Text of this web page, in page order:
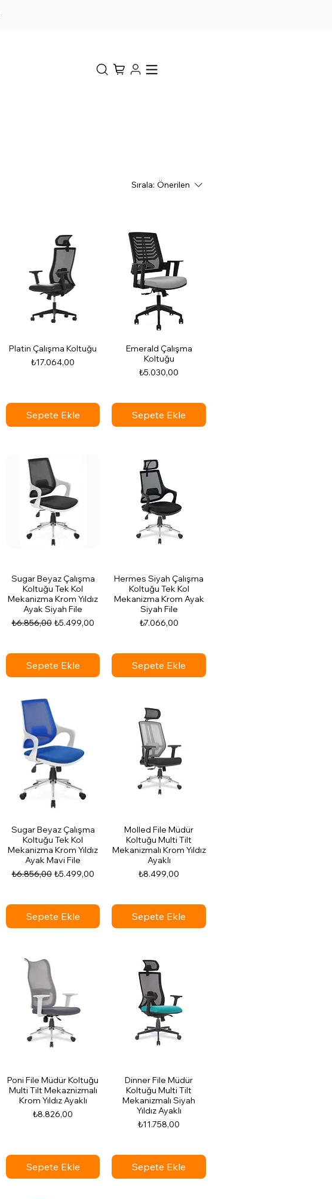
Sırala: Önerilen
Platin Çalışma Koltuğu
Fiyat
₺17.064,00
Sepete Ekle
Emerald Çalışma
Koltuğu
Fiyat
₺5.030,00
Sepete Ekle
Sugar Beyaz Çalışma
Koltuğu Tek Kol
Mekanizma Krom Yıldız
Ayak Siyah File
Normal Fiyat
₺6.856,00 İndirimli Fiyat
₺5.499,00
Sepete Ekle
Hermes Siyah Çalışma
Koltuğu Tek Kol
Mekanizma Krom Ayak
Siyah File
Fiyat
₺7.066,00
Sepete Ekle
Sugar Beyaz Çalışma
Koltuğu Tek Kol
Mekanizma Krom Yıldız
Ayak Mavi File
Normal Fiyat
₺6.856,00 İndirimli Fiyat
₺5.499,00
Sepete Ekle
Molled File Müdür
Koltuğu Multi Tilt
Mekanizmalı Krom Yıldız
Ayaklı
Fiyat
₺8.499,00
Sepete Ekle
Poni File Müdür Koltuğu
Multi Tilt Mekaznizmalı
Krom Yıldız Ayaklı
Fiyat
₺8.826,00
Sepete Ekle
Dinner File Müdür
Koltuğu Multi Tilt
Mekanizmalı Siyah
Yıldız Ayaklı
Fiyat
₺11.758,00
Sepete Ekle